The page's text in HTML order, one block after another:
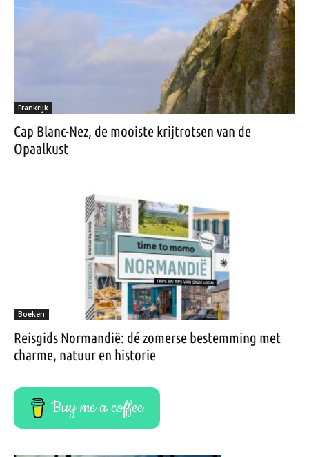
Frankrijk
Cap Blanc-Nez, de mooiste krijtrotsen van de
Opaalkust
Boeken
Reisgids Normandië: dé zomerse bestemming met
charme, natuur en historie
Buy me a coffee